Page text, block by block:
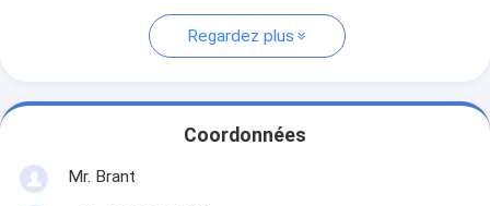
Regardez plus
Coordonnées
Mr. Brant